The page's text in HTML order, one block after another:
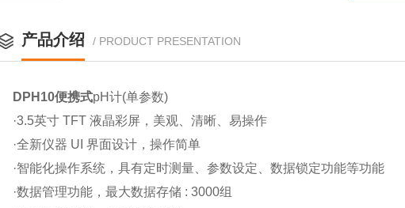
产品介绍 / PRODUCT PRESENTATION
DPH10便携式pH计(单参数)
·3.5英寸 TFT 液晶彩屏，美观、清晰、易操作
·全新仪器 UI 界面设计，操作简单
·智能化操作系统，具有定时测量、参数设定、数据锁定功能等功能
·数据管理功能，最大数据存储 : 3000组